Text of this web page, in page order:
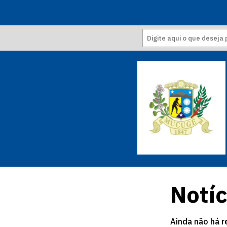
Ainda não há